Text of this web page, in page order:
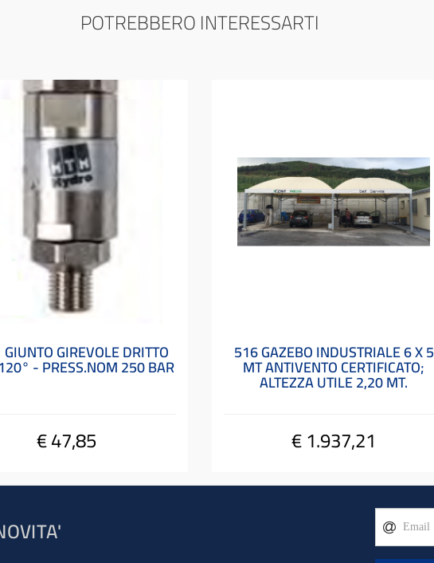
POTREBBERO INTERESSARTI
GIREVOLE DRITTO
- PRESS.NOM 250 BAR
€ 47,85
516 GAZEBO INDUSTRIALE 6 X 5
MT ANTIVENTO CERTIFICATO;
ALTEZZA UTILE 2,20 MT.
€ 1.937,21